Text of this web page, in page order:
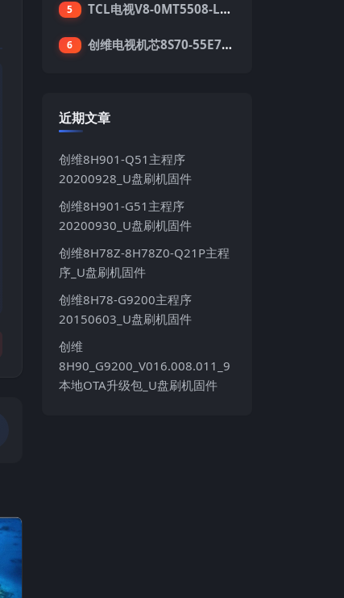
5 TCL电视V8-0MT5508-LF1V362版本强刷电视固件包下载
6 创维电视机芯8S70-55E710S系列酷开5.05刷机固件
近期文章
创维8H901-Q51主程序
20200928_U盘刷机固件
创维8H901-G51主程序
20200930_U盘刷机固件
创维8H78Z-8H78Z0-Q21P主程
序_U盘刷机固件
创维8H78-G9200主程序
20150603_U盘刷机固件
创维
8H90_G9200_V016.008.011_9
本地OTA升级包_U盘刷机固件